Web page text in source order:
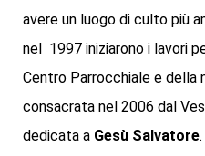
avere un luogo di culto più
nel 1997 iniziarono i lavori
Centro Parrocchiale e della
consacrata nel 2006 dal
dedicata a Gesù Salvatore